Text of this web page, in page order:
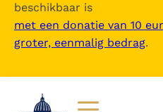
beschikbaar is
met een donatie van 10
groter, eenmalig bedrag.